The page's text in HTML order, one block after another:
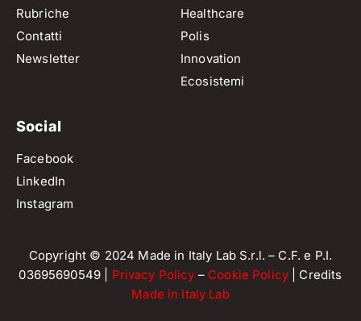
Rubriche
Contatti
Newsletter
Healthcare
Polis
Innovation
Ecosistemi
Social
Facebook
LinkedIn
Instagram
Copyright © 2024 Made in Italy Lab S.r.l. – C.F. e P.I.
03695690549 | Privacy Policy – Cookie Policy | Credits
Made in Italy Lab